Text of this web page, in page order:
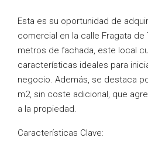
Esta es su oportunidad de
comercial en la calle Fragata de
metros de fachada, este local
características ideales para
negocio. Además, se destaca
m2, sin coste adicional, que
a la propiedad.
Características Clave: